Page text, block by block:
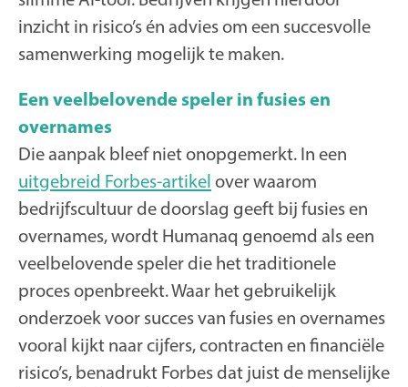
inzicht in risico’s én advies om een succesvolle
samenwerking mogelijk te maken.
Een veelbelovende speler in fusies en
overnames
Die aanpak bleef niet onopgemerkt. In een
uitgebreid Forbes-artikel over waarom
bedrijfscultuur de doorslag geeft bij fusies en
overnames, wordt Humanaq genoemd als een
veelbelovende speler die het traditionele
proces openbreekt. Waar het gebruikelijk
onderzoek voor succes van fusies en overnames
vooral kijkt naar cijfers, contracten en financiële
risico’s, benadrukt Forbes dat juist de menselijke